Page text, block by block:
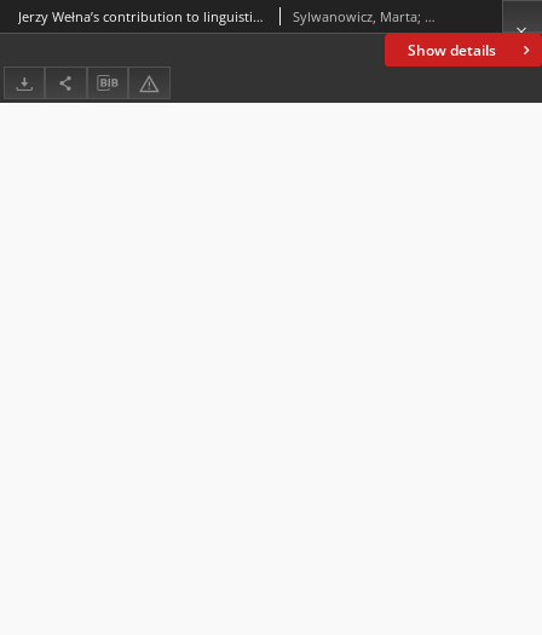
Show details
Jerzy Wełna’s contribution to linguistic studies Sylwanowicz, Marta; Wojtyś, Anna